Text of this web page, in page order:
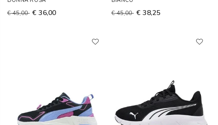
€ 45,00 € 36,00 € 45,00 € 38,25